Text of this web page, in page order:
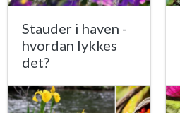
Stauder i haven -
hvordan lykkes
det?